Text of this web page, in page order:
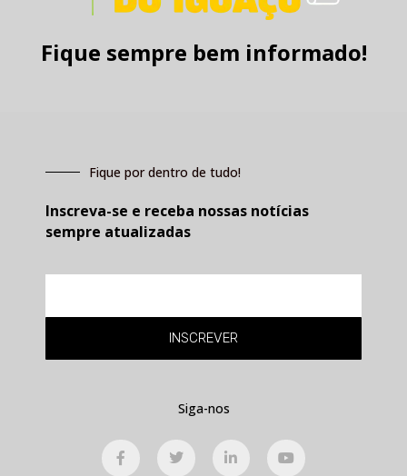
Fique sempre bem informado!
Fique por dentro de tudo!
Inscreva-se e receba nossas notícias
sempre atualizadas
INSCREVER
Siga-nos
F
a
T
w
L
i
Y
o